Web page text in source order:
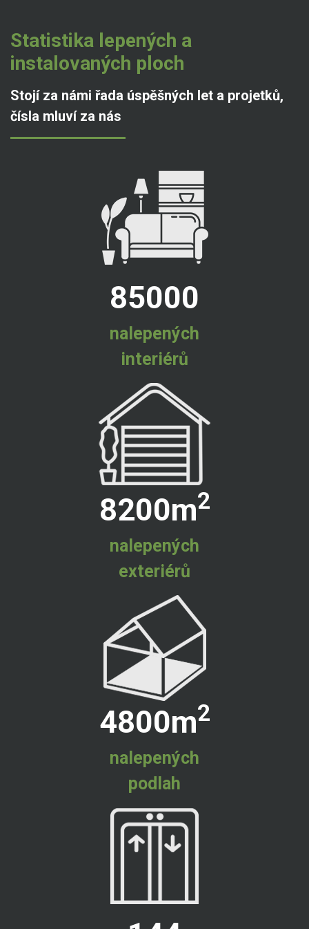
Statistika lepených a
instalovaných ploch
Stojí za námi řada úspěšných let a projetků,
čísla mluví za nás
85000
nalepených
interiérů
8200m2
nalepených
exteriérů
4800m2
nalepených
podlah